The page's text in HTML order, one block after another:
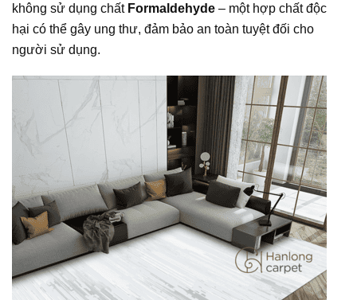
không sử dụng chất Formaldehyde – một hợp chất độc
hại có thể gây ung thư, đảm bảo an toàn tuyệt đối cho
người sử dụng.